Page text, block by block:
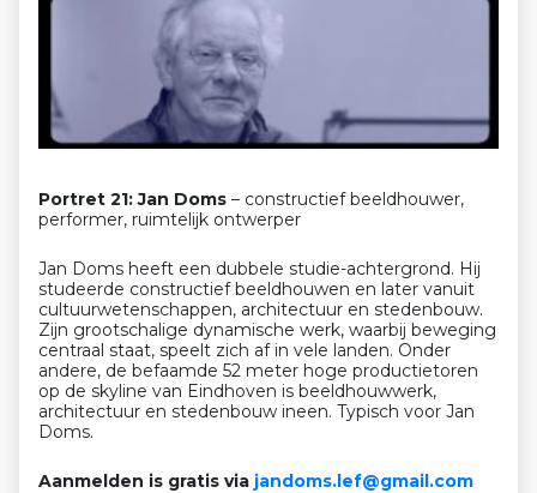
Portret 21: Jan Doms – constructief beeldhouwer,
performer, ruimtelijk ontwerper
Jan Doms heeft een dubbele studie-achtergrond. Hij
studeerde constructief beeldhouwen en later vanuit
cultuurwetenschappen, architectuur en stedenbouw.
Zijn grootschalige dynamische werk, waarbij beweging
centraal staat, speelt zich af in vele landen. Onder
andere, de befaamde 52 meter hoge productietoren
op de skyline van Eindhoven is beeldhouwwerk,
architectuur en stedenbouw ineen. Typisch voor Jan
Doms.
Aanmelden is gratis via jandoms.lef@gmail.com